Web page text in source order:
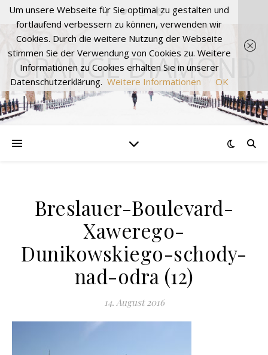
ORANGE DIAMOND
Breslauer-Boulevard-
Xawerego-
Dunikowskiego-schody-
nad-odra (12)
14. August 2016
Um unsere Webseite für Sie optimal zu gestalten und
fortlaufend verbessern zu können, verwenden wir
Cookies. Durch die weitere Nutzung der Webseite
stimmen Sie der Verwendung von Cookies zu. Weitere
Informationen zu Cookies erhalten Sie in unserer
Datenschutzerklärung. Weitere Informationen OK